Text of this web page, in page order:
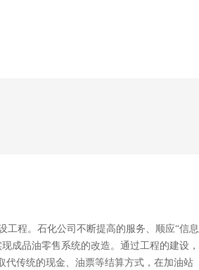
工程。石化公司不断提高的服务、顺应“信息
成品油零售系统的改造。通过工程的建设，
代传统的现金、油票等结算方式，在加油站